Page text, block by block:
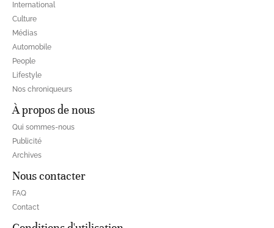
International
Culture
Médias
Automobile
People
Lifestyle
Nos chroniqueurs
À propos de nous
Qui sommes-nous
Publicité
Archives
Nous contacter
FAQ
Contact